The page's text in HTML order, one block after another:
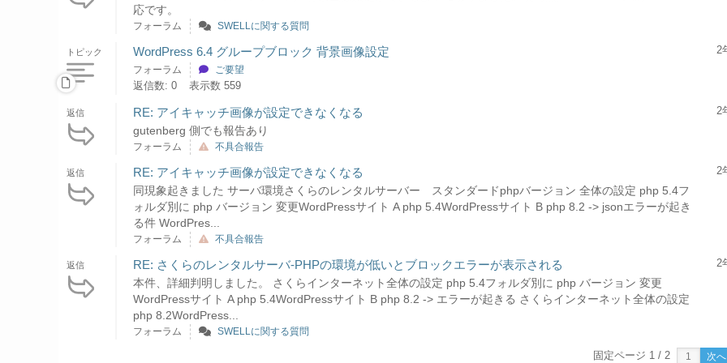
応です。
フォーラム SWELLに関する質問
トピック WordPress 6.4 グループブロック 背景画像設定 2
フォーラム ご要望
返信数: 0 表示数 559
返信 RE: アイキャッチ画像が設定できなくなる
gutenberg 側でも報告あり
2
フォーラム 不具合報告
返信 RE: アイキャッチ画像が設定できなくなる
同現象起きました サーバ環境さくらのレンタルサーバー スタンダードphpバージョン 全体の設定 php 5.4フ
ォルダ別に php バージョン 変更WordPressサイト A php 5.4WordPressサイト B php 8.2 -> jsonエラーが起き
る件 WordPres...
2
フォーラム 不具合報告
返信 RE: さくらのレンタルサーバ-PHPの環境が低いとブロックエラーが表示される
本件、詳細判明しました。 さくらインターネット全体の設定 php 5.4フォルダ別に php バージョン 変更
WordPressサイト A php 5.4WordPressサイト B php 8.2 -> エラーが起きる さくらインターネット全体の設定
php 8.2WordPress...
2
フォーラム SWELLに関する質問
固定ページ 1 / 2 次へ